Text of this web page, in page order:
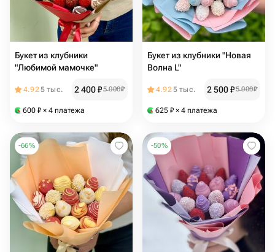
Букет из клубники
"Любимой мамочке"
4.925 тыс. 2 400₽5 000₽
600 ₽ × 4 платежа
Букет из клубники "Новая
Волна L"
4.925 тыс. 2 500₽5 000₽
625 ₽ × 4 платежа
-66% -50%